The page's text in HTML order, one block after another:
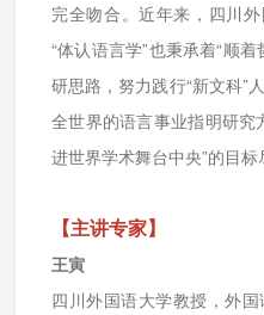
完全吻合。近年来，四川
“体认语言学”也秉承着“顺
研思路，努力践行“新文科”
全世界的语言事业指明研究
进世界学术舞台中央”的目标
【主讲专家】
王寅
四川外国语大学教授，外